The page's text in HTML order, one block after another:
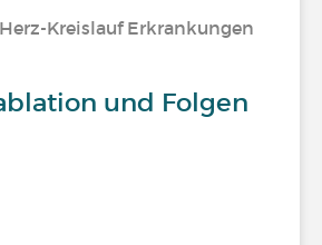
Kreislauf Erkrankungen
und Folgen